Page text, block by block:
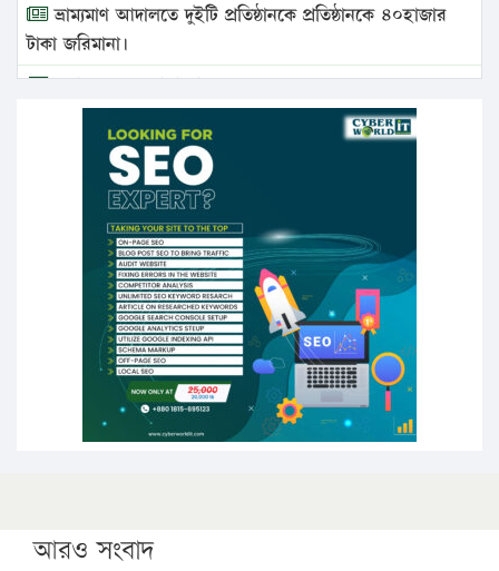
ভ্রাম্যমাণ আদালতে দুইটি প্রতিষ্ঠানকে প্রতিষ্ঠানকে ৪০হাজার
টাকা জরিমানা।
এবার লঞ্চের ভাড়া বাড়ল
১৭ থেকে ২১ শতাংশ বিদ্যুতের দাম বাড়ানোর প্রস্তাব পিডিবির
১৬ মে চাঁদপুর ও ২৫ মে ফেনী সফরে যাবেন প্রধানমন্ত্রী
উচ্চশিক্ষায় গৌরবময় অর্জন: পূর্ণ স্কলারশিপে যুক্তরাষ্ট্রে
পিএইচডি করছেন কুয়েটের কৃতি…
সারা দেশে বজ্রাঘাতে ১৪ জনের প্রাণহানি
কঠোর হচ্ছে এসএসসি ও এইচএসসি পরীক্ষা
ফরিদগঞ্জে আগুনে পুড়লো ৬ ব্যবসা প্রতিষ্ঠান
আরও সংবাদ